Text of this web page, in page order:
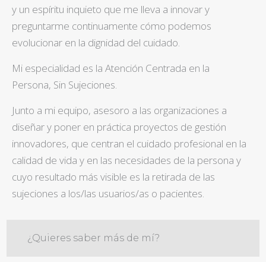
y un espíritu inquieto que me lleva a innovar y
preguntarme continuamente cómo podemos
evolucionar en la dignidad del cuidado.
Mi especialidad es la Atención Centrada en la
Persona, Sin Sujeciones.
Junto a mi equipo, asesoro a las organizaciones a
diseñar y poner en práctica proyectos de gestión
innovadores, que centran el cuidado profesional en la
calidad de vida y en las necesidades de la persona y
cuyo resultado más visible es la retirada de las
sujeciones a los/las usuarios/as o pacientes.
¿Quieres saber más de mí?